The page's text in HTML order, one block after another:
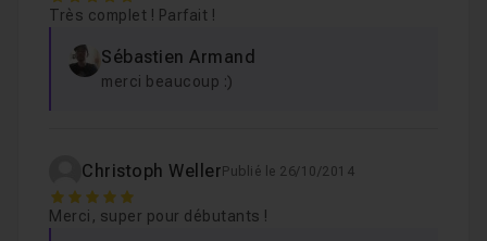
Très complet ! Parfait !
Sébastien Armand
merci beaucoup :)
Christoph Weller Publié le 26/10/2014
5
Merci, super pour débutants !